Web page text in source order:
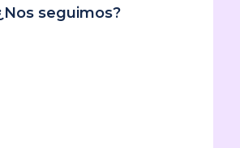
seguimos?